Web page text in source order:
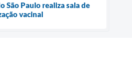
São Paulo realiza sala de
vacinal